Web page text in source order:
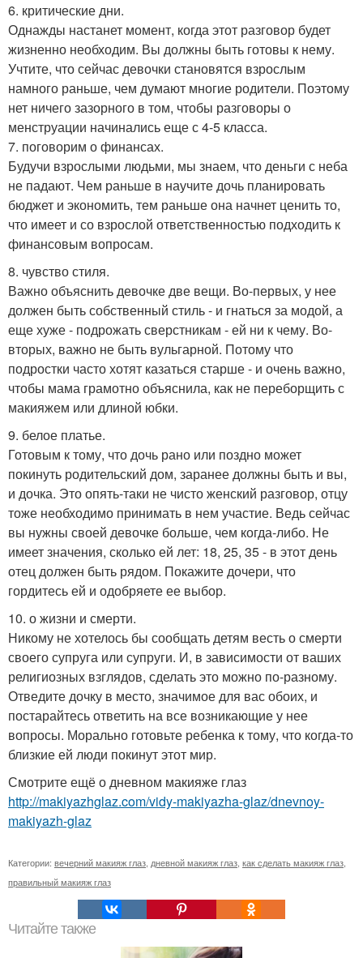
6. критические дни.
Однажды настанет момент, когда этот разговор будет
жизненно необходим. Вы должны быть готовы к нему.
Учтите, что сейчас девочки становятся взрослым
намного раньше, чем думают многие родители. Поэтому
нет ничего зазорного в том, чтобы разговоры о
менструации начинались еще с 4-5 класса.
7. поговорим о финансах.
Будучи взрослыми людьми, мы знаем, что деньги с неба
не падают. Чем раньше в научите дочь планировать
бюджет и экономить, тем раньше она начнет ценить то,
что имеет и со взрослой ответственностью подходить к
финансовым вопросам.
8. чувство стиля.
Важно объяснить девочке две вещи. Во-первых, у нее
должен быть собственный стиль - и гнаться за модой, а
еще хуже - подрожать сверстникам - ей ни к чему. Во-
вторых, важно не быть вульгарной. Потому что
подростки часто хотят казаться старше - и очень важно,
чтобы мама грамотно объяснила, как не переборщить с
макияжем или длиной юбки.
9. белое платье.
Готовым к тому, что дочь рано или поздно может
покинуть родительский дом, заранее должны быть и вы,
и дочка. Это опять-таки не чисто женский разговор, отцу
тоже необходимо принимать в нем участие. Ведь сейчас
вы нужны своей девочке больше, чем когда-либо. Не
имеет значения, сколько ей лет: 18, 25, 35 - в этот день
отец должен быть рядом. Покажите дочери, что
гордитесь ей и одобряете ее выбор.
10. о жизни и смерти.
Никому не хотелось бы сообщать детям весть о смерти
своего супруга или супруги. И, в зависимости от ваших
религиозных взглядов, сделать это можно по-разному.
Отведите дочку в место, значимое для вас обоих, и
постарайтесь ответить на все возникающие у нее
вопросы. Морально готовьте ребенка к тому, что когда-то
близкие ей люди покинут этот мир.
Смотрите ещё о дневном макияже глаз
http://makiyazhglaz.com/vidy-makiyazha-glaz/dnevnoy-
makiyazh-glaz
Категории: вечерний макияж глаз, дневной макияж глаз, как сделать макияж глаз,
правильный макияж глаз
Читайте также